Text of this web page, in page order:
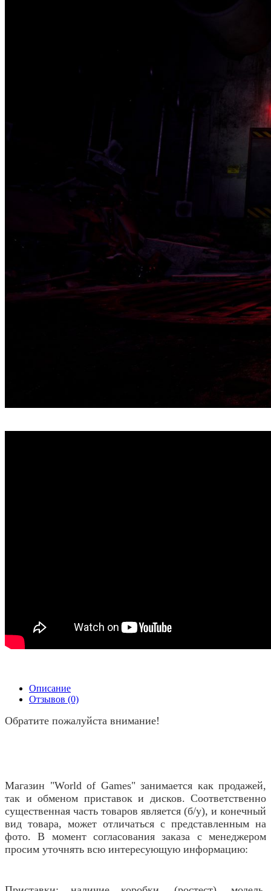
Описание
Отзывов (0)
Обратите пожалуйста внимание!
Магазин "World of Games" занимается как продажей,
так и обменом приставок и дисков. Соответственно
существенная часть товаров является (б/у), и конечный
вид товара, может отличаться с представленным на
фото. В момент согласования заказа с менеджером
просим уточнять всю интересующую информацию: